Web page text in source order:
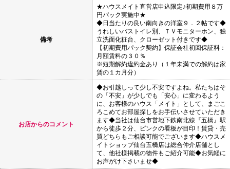
備考
★ハウスメイト直営店申込限定♪初期費用８万
円パック実施中★
◆日当たりの良い南向きの洋室９．２帖です◆
うれしいバストイレ別、ＴＶモニターホン、独
立洗面化粧台、クローゼット付きです◆
【初期費用パック契約】保証会社初回保証料：
月額賃料の３０％
※短期解約違約金あり（１年未満での解約は家
賃の１カ月分）
お店からのコメント
◆お引越しって少し不安ですよね。私たちはそ
の「不安」が少しでも「安心」に変わるよう
に、お客様のハウス「メイト」として、まごこ
ろこめてお部屋探しをお手伝いさせていただき
ます◆当社は仙台市営地下鉄南北線『五橋』駅
から徒歩２分、ピンクの看板が目印！賃貸・売
買どちらもご相談可能でございます◆ハウスメ
イトショップ仙台五橋店は総合仲介店舗とし
て、他社様掲載の物件もご紹介可能◆お気軽に
お声がけ下さいませ◆